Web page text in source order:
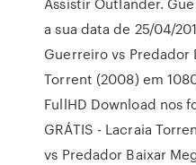
a sua data de 25/04/
Guerreiro vs
Torrent (2008) em
FullHD Download nos
GRÁTIS - Lacraia
vs Predador Baixar